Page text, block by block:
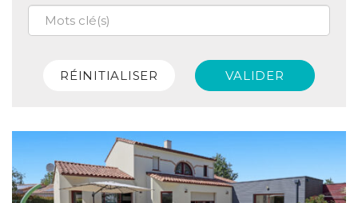
RÉINITIALISER VALIDER